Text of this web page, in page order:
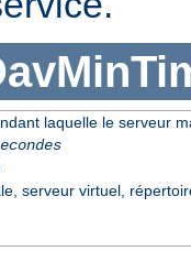
laquelle le serveur
serveur virtuel,